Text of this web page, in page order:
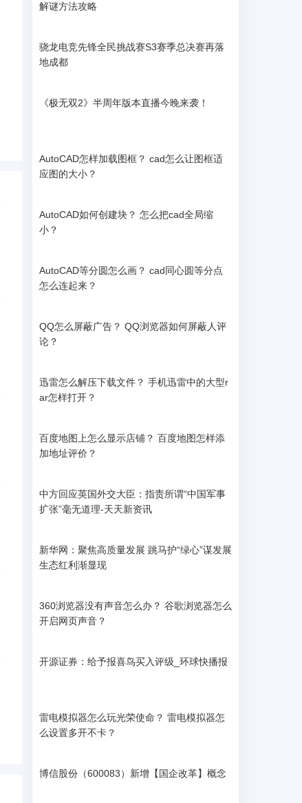
解谜方法攻略
骁龙电竞先锋全民挑战赛S3赛季总决赛再落
地成都
《极无双2》半周年版本直播今晚来袭！
AutoCAD怎样加载图框？ cad怎么让图框适
应图的大小？
AutoCAD如何创建块？ 怎么把cad全局缩
小？
AutoCAD等分圆怎么画？ cad同心圆等分点
怎么连起来？
QQ怎么屏蔽广告？ QQ浏览器如何屏蔽人评
论？
迅雷怎么解压下载文件？ 手机迅雷中的大型r
ar怎样打开？
百度地图上怎么显示店铺？ 百度地图怎样添
加地址评价？
中方回应英国外交大臣：指责所谓“中国军事
扩张”毫无道理-天天新资讯
新华网：聚焦高质量发展 跳马护“绿心”谋发展
生态红利渐显现
360浏览器没有声音怎么办？ 谷歌浏览器怎么
开启网页声音？
开源证券：给予报喜鸟买入评级_环球快播报
雷电模拟器怎么玩光荣使命？ 雷电模拟器怎
么设置多开不卡？
博信股份（600083）新增【国企改革】概念